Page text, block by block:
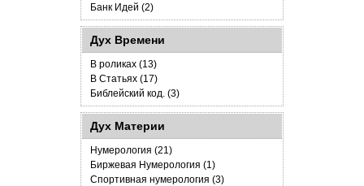
Банк Идей (2)
Дух Времени
В роликах (13)
В Статьях (17)
Библейский код. (3)
Дух Материи
Нумерология (21)
Биржевая Нумерология (1)
Спортивная нумерология (3)